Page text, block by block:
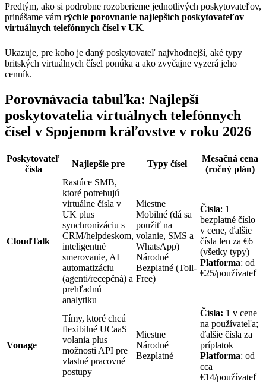
Predtým, ako si podrobne rozoberieme jednotlivých poskytovateľov,
prinášame vám rýchle porovnanie najlepších poskytovateľov
virtuálnych telefónnych čísel v UK.
Ukazuje, pre koho je daný poskytovateľ najvhodnejší, aké typy
britských virtuálnych čísel ponúka a ako zvyčajne vyzerá jeho
cenník.
Porovnávacia tabuľka: Najlepší
poskytovatelia virtuálnych telefónnych
čísel v Spojenom kráľovstve v roku 2026
Poskytovateľ
čísla
Najlepšie pre Typy čísel
Mesačná cena
(ročný plán)
CloudTalk
Rastúce SMB,
ktoré potrebujú
virtuálne čísla v
UK plus
synchronizáciu s
CRM/helpdeskom,
inteligentné
smerovanie, AI
automatizáciu
(agenti/recepčná) a
prehľadnú
analytiku
Miestne
Mobilné (dá sa
použiť na
volanie, SMS a
WhatsApp)
Národné
Bezplatné (Toll-
Free)
Čísla: 1
bezplatné číslo
v cene, ďalšie
čísla len za €6
(všetky typy)
Platforma: od
€25/používateľ
Vonage
Tímy, ktoré chcú
flexibilné UCaaS
volania plus
možnosti API pre
vlastné pracovné
postupy
Miestne
Národné
Bezplatné
Čísla: 1 v cene
na používateľa;
ďalšie čísla za
príplatok
Platforma: od
cca
€14/používateľ